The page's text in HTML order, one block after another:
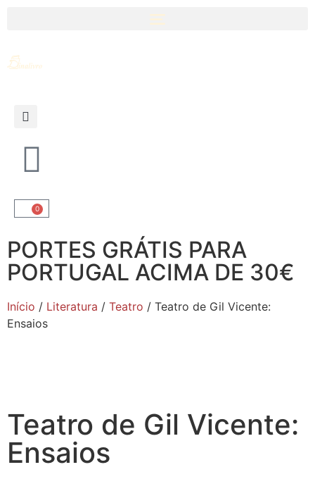
0
PORTES GRÁTIS PARA
PORTUGAL ACIMA DE 30€
Início / Literatura / Teatro / Teatro de Gil Vicente:
Ensaios
Teatro de Gil Vicente:
Ensaios